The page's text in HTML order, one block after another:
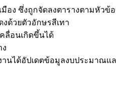
อง ซึ่งถูกจัดลงตารางตามหั
งด้วยตัวอักษรสีเทา
ลื่อนเกิดขึ้นได้
านได้อัปเดตข้อมูลงบประมาณ